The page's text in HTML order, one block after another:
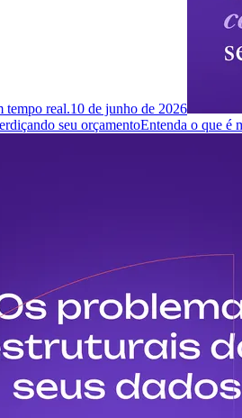
tempo real.10 de junho de 2026
seu orçamentoEntenda o que é